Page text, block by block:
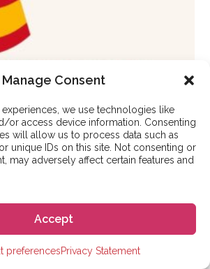
Manage Consent
we use technologies like
or access device information. Consenting
will allow us to process data such as
unique IDs on this site. Not consenting or
may adversely affect certain features and
Accept
preferencesPrivacy Statement